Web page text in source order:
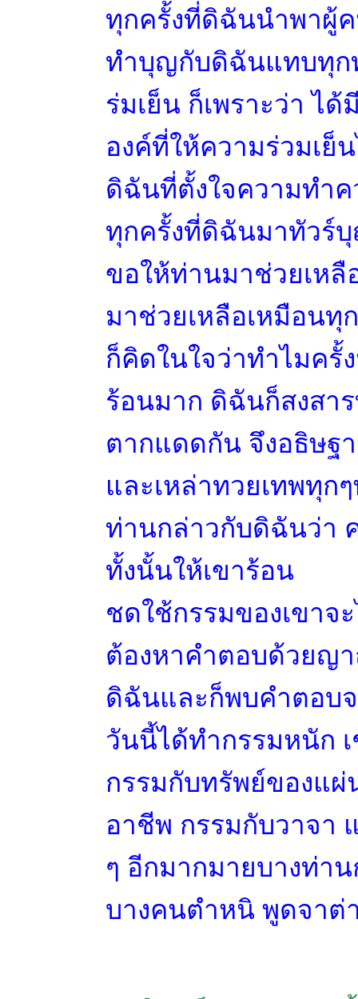
ทุกครั้งที่ดิฉันนำพาผู้
ทำบุญกับดิฉันแทบทุก
ร่มเย็น ก็เพราะว่า ได้
องค์ที่ให้ความร่วมเย็
ดิฉันที่ตั้งใจความทำ
ทุกครั้งที่ดิฉันมาทัวร์
ขอให้ท่านมาช่วยเหลื
มาช่วยเหลือเหมือนทุ
ก็คิดในใจว่าทำไมครั้
ร้อนมาก ดิฉันก็สงสา
ตากแดดกัน จึงอธิษฐ
และเหล่าทวยเทพทุก
ท่านกล่าวกับดิฉันว่า
ทั้งนั้นให้เขาร้อน
ชดใช้กรรมของเขาจ
ต้องหาคำตอบด้วยญ
ดิฉันและก็พบคำตอบ
วันนี้ได้ทำกรรมหนัก
กรรมกับทรัพย์ของแ
อาชีพ กรรมกับวาจา
ๆ อีกมากมายบางท่า
บางคนตำหนิ พูดจาต่